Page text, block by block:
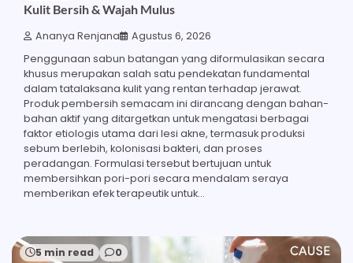
Kulit Bersih & Wajah Mulus
Ananya Renjana Agustus 6, 2026
Penggunaan sabun batangan yang diformulasikan secara
khusus merupakan salah satu pendekatan fundamental
dalam tatalaksana kulit yang rentan terhadap jerawat.
Produk pembersih semacam ini dirancang dengan bahan-
bahan aktif yang ditargetkan untuk mengatasi berbagai
faktor etiologis utama dari lesi akne, termasuk produksi
sebum berlebih, kolonisasi bakteri, dan proses
peradangan. Formulasi tersebut bertujuan untuk
membersihkan pori-pori secara mendalam seraya
memberikan efek terapeutik untuk…
5 min read 0